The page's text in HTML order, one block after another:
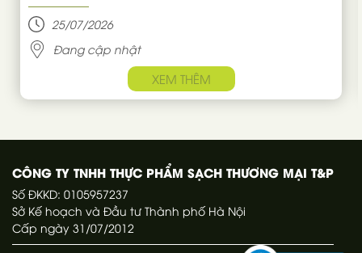
25/07/2026
Đang cập nhật
XEM THÊM
CÔNG TY TNHH THỰC PHẨM SẠCH THƯƠNG MẠI T&P
Số ĐKKD: 0105957237
Sở Kế hoạch và Đầu tư Thành phố Hà Nội
Cấp ngày 31/07/2012